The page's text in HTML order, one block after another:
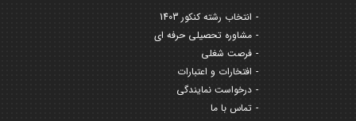
انتخاب رشته کنکور 1403
مشاوره تحصیلی حرفه ای
فرصت شغلی
افتخارات و اعتبارات
درخواست نمایندگی
تماس با ما